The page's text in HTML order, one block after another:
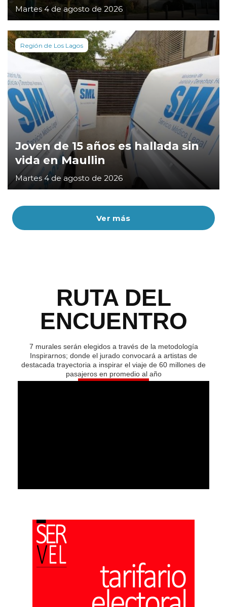
Ver más
Martes 4 de agosto de 2026
Región de Los Lagos
Joven de 15 años es hallada sin
vida en Maullin
Martes 4 de agosto de 2026
RUTA DEL
ENCUENTRO
7 murales serán elegidos a través de la metodología
Inspirarnos; donde el jurado convocará a artistas de
destacada trayectoria a inspirar el viaje de 60 millones de
pasajeros en promedio al año